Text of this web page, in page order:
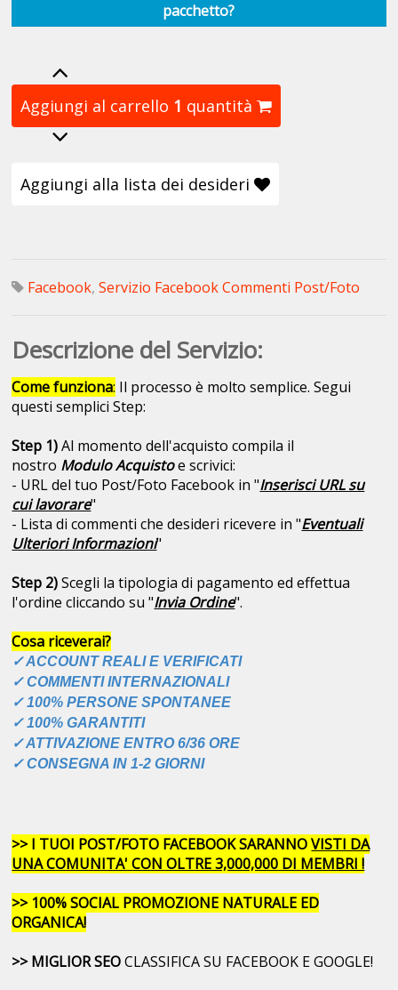
pacchetto?
Aggiungi al carrello 1 quantità
Aggiungi alla lista dei desideri
Facebook, Servizio Facebook Commenti Post/Foto
Descrizione del Servizio:
Come funziona: Il processo è molto semplice. Segui
questi semplici Step:
Step 1)Al momento dell'acquisto compila il
nostro Modulo Acquistoe scrivici:
- URL del tuo Post/Foto Facebook in "Inserisci URL su
cui lavorare"
- Lista di commenti che desideri ricevere in "Eventuali
Ulteriori Informazioni"
Step 2)Scegli la tipologia di pagamento ed effettua
l'ordine cliccando su "Invia Ordine".
Cosa riceverai?
✓ ACCOUNT REALI E VERIFICATI
✓ COMMENTI INTERNAZIONALI
✓ 100% PERSONE SPONTANEE
✓ 100% GARANTITI
✓ ATTIVAZIONE ENTRO 6/36 ORE
✓ CONSEGNA IN 1-2 GIORNI
>> I TUOI POST/FOTO FACEBOOK SARANNOVISTI DA
UNA COMUNITA' CON OLTRE 3,000,000 DI MEMBRI !
>> 100% SOCIAL PROMOZIONE NATURALE ED
ORGANICA!
>> MIGLIOR SEOCLASSIFICA SU FACEBOOK E GOOGLE!